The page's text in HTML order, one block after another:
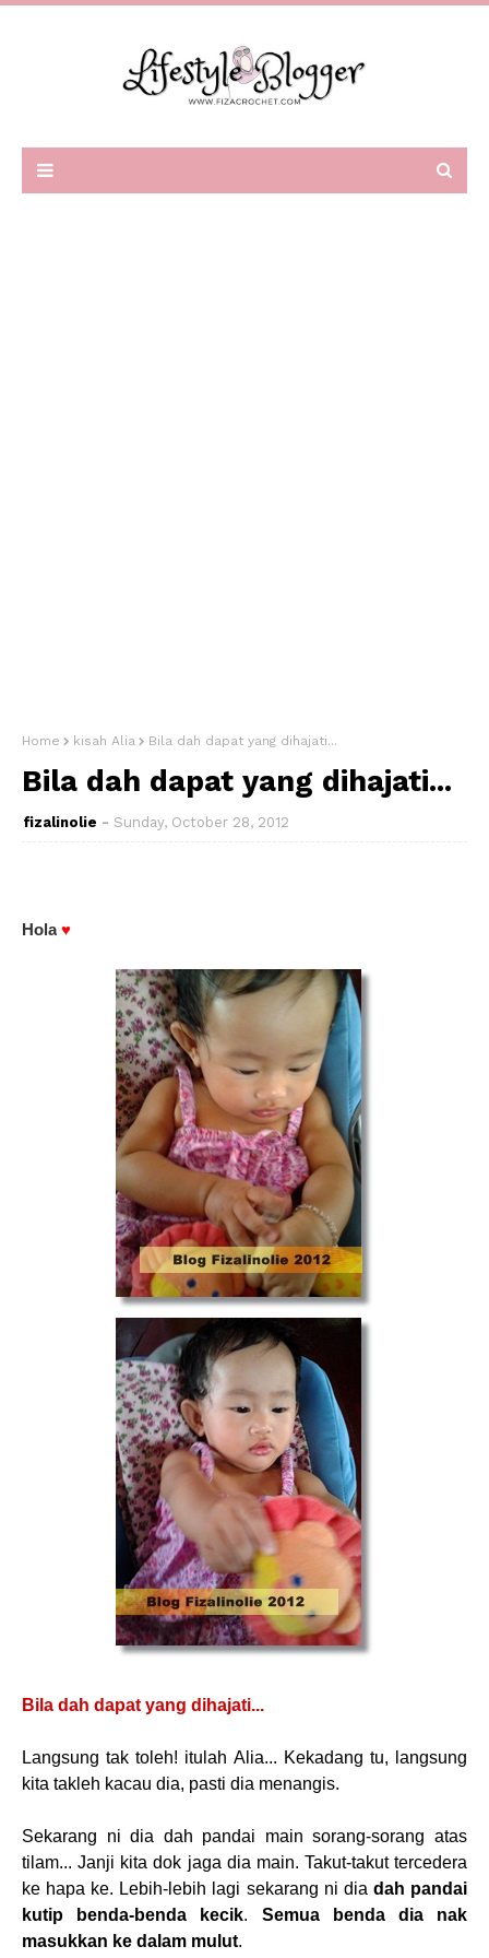
Home kisah Alia Bila dah dapat yang dihajati...
Bila dah dapat yang dihajati...
fizalinolie Sunday, October 28, 2012
Hola ♥
Bila dah dapat yang dihajati...
Langsung tak toleh! itulah Alia... Kekadang tu, langsung
kita takleh kacau dia, pasti dia menangis.
Sekarang ni dia dah pandai main sorang-sorang atas
tilam... Janji kita dok jaga dia main. Takut-takut tercedera
ke hapa ke. Lebih-lebih lagi sekarang ni dia dah pandai
kutip benda-benda kecik. Semua benda dia nak
masukkan ke dalam mulut.